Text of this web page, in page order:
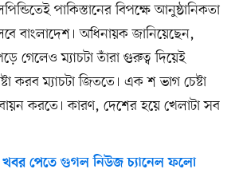
পাকিস্তানের বিপক্ষে আনুষ্ঠানিকতা
বাংলাদেশ। অধিনায়ক জানিয়েছেন,
গেলেও ম্যাচটা তাঁরা গুরুত্ব দিয়েই
করব ম্যাচটা জিততে। এক শ ভাগ চেষ্টা
করতে। কারণ, দেশের হয়ে খেলাটা সব
পেতে গুগল নিউজ চ্যানেল ফলো